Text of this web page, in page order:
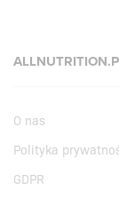
O nas
Polityka
GDPR